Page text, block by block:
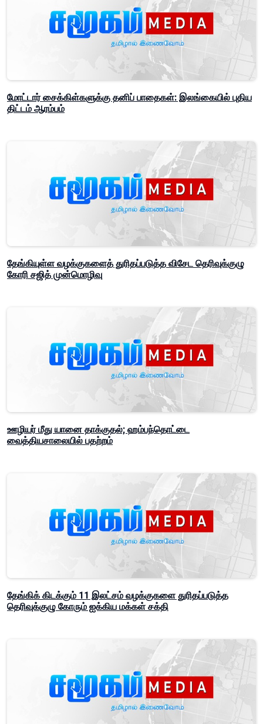
மோட்டார் சைக்கிள்களுக்கு தனிப் பாதைகள்: இலங்கையில் புதிய
திட்டம் ஆரம்பம்
தேங்கியுள்ள வழக்குகளைத் துரிதப்படுத்த விசேட தெரிவுக்குழு
கோரி சஜித் முன்மொழிவு
ஊழியர் மீது யானை தாக்குதல்; ஹம்பந்தொட்டை
வைத்தியசாலையில் பதற்றம்
தேங்கிக் கிடக்கும் 11 இலட்சம் வழக்குகளை துரிதப்படுத்த
தெரிவுக்குழு கோரும் ஐக்கிய மக்கள் சக்தி